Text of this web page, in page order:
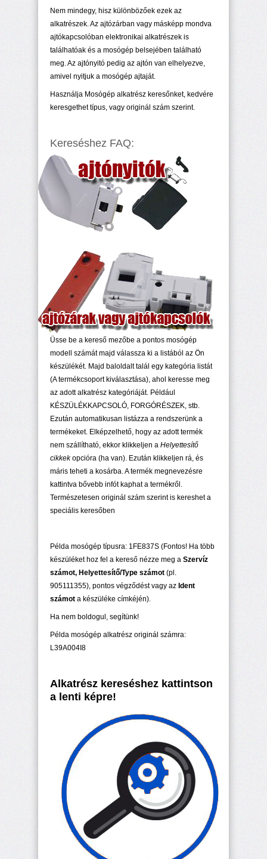
Nem mindegy, hisz különbözőek ezek az
alkatrészek. Az ajtózárban vagy másképp mondva
ajtókapcsolóban elektronikai alkatrészek is
találhatóak és a mosógép belsejében található
meg. Az ajtónyitó pedig az ajtón van elhelyezve,
amivel nyitjuk a mosógép ajtaját.
Használja Mosógép alkatrész keresőnket, kedvére
keresgethet típus, vagy originál szám szerint.
Kereséshez FAQ:
Üsse be a kereső mezőbe a pontos mosógép
modell számát majd válassza ki a listából az Ön
készülékét. Majd baloldalt talál egy kategória listát
(A termékcsoport kiválasztása), ahol keresse meg
az adott alkatrész kategóriáját. Például
KÉSZÜLÉKKAPCSOLÓ, FORGÓRÉSZEK, stb.
Ezután automatikusan listázza a rendszerünk a
termékeket. Elképzelhető, hogy az adott termék
nem szállítható, ekkor klikkeljen a Helyettesítő
cikkekopcióra (ha van). Ezután klikkeljen rá, és
máris teheti a kosárba. A termék megnevezésre
kattintva bővebb infót kaphat a termékről.
Természetesen originál szám szerint is kereshet a
speciális keresőben
Példa mosógép típusra: 1FE837S (Fontos! Ha több
készüléket hoz fel a kereső nézze meg a Szervíz
számot, Helyettesítő/Type számot (pl.
905111355), pontos végződést vagy az Ident
számot a készüléke címkéjén).
Ha nem boldogul, segítünk!
Példa mosógép alkatrész originál számra:
L39A004I8
Alkatrész kereséshez kattintson
a lenti képre!